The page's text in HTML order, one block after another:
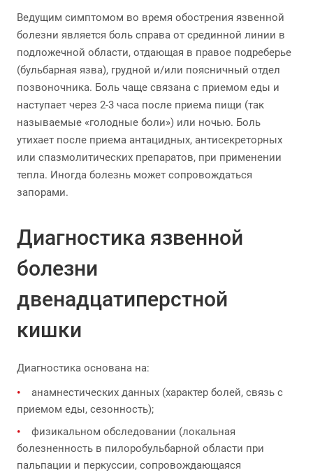
Ведущим симптомом во время обострения язвенной
болезни является боль справа от срединной линии в
подложечной области, отдающая в правое подреберье
(бульбарная язва), грудной и/или поясничный отдел
позвоночника. Боль чаще связана с приемом еды и
наступает через 2-3 часа после приема пищи (так
называемые «голодные боли») или ночью. Боль
утихает после приема антацидных, антисекреторных
или спазмолитических препаратов, при применении
тепла. Иногда болезнь может сопровождаться
запорами.
Диагностика язвенной
болезни
двенадцатиперстной
кишки
Диагностика основана на:
анамнестических данных (характер болей, связь с
приемом еды, сезонность);
физикальном обследовании (локальная
болезненность в пилоробульбарной области при
пальпации и перкуссии, сопровождающаяся